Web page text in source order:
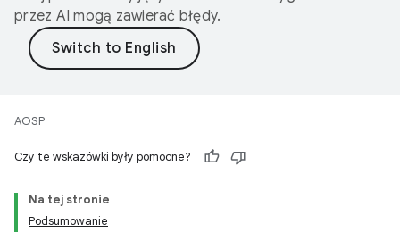
przez AI mogą zawierać błędy.
AOSP
Czy te wskazówki były pomocne?
Na tej stronie
Podsumowanie